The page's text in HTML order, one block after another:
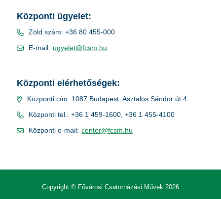
Központi ügyelet:
Zöld szám: +36 80 455-000
E-mail: ugyelet@fcsm.hu
Központi elérhetőségek:
Központi cím: 1087 Budapest, Asztalos Sándor út 4.
Központi tel.: +36 1 459-1600, +36 1 455-4100
Központi e-mail: center@fcsm.hu
Copyright © Fővárosi Csatornázási Művek 2026